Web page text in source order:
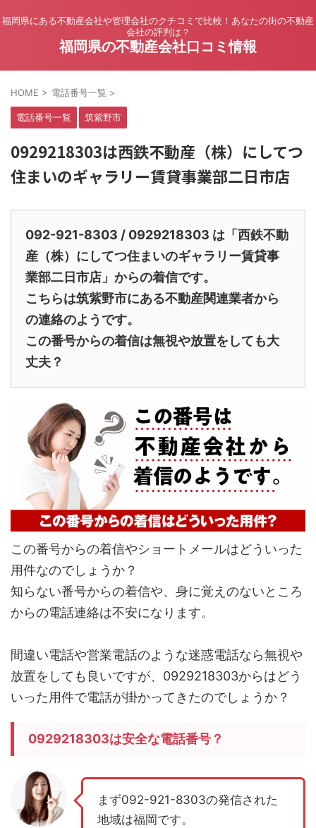
福岡県にある不動産会社や管理会社のクチコミで比較！あなたの街の不動産
会社の評判は？
福岡県の不動産会社口コミ情報
HOME > 電話番号一覧 >
電話番号一覧 筑紫野市
0929218303は西鉄不動産（株）にしてつ
住まいのギャラリー賃貸事業部二日市店
092-921-8303 / 0929218303 は「西鉄不動
産（株）にしてつ住まいのギャラリー賃貸事
業部二日市店」からの着信です。
こちらは筑紫野市にある不動産関連業者から
の連絡のようです。
この番号からの着信は無視や放置をしても大
丈夫？
この番号からの着信やショートメールはどういった
用件なのでしょうか？
知らない番号からの着信や、身に覚えのないところ
からの電話連絡は不安になります。
間違い電話や営業電話のような迷惑電話なら無視や
放置をしても良いですが、0929218303からはどう
いった用件で電話が掛かってきたのでしょうか？
0929218303は安全な電話番号？
まず092-921-8303の発信された
地域は福岡です。